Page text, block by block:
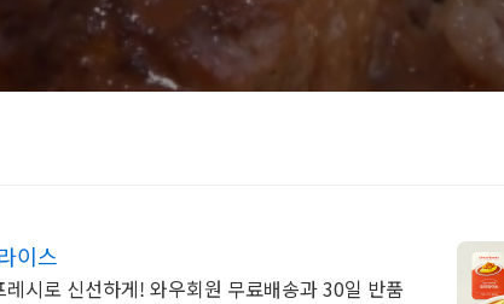
이스
시로 신선하게! 와우회원 무료배송과 30일 반품